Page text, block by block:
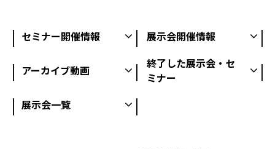
セミナー開催情報 展示会開催情報
アーカイブ動画
終了した展示会・セ
ミナー
展示会一覧